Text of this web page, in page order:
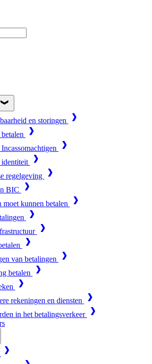
en storingen
regelgeving
BIC
moet kunnen betalen
van betalingen
betalen
rekeningen en diensten
in het betalingsverkeer